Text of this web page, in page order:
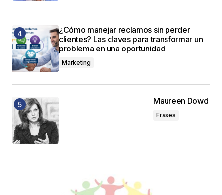
¿Cómo manejar reclamos sin perder
clientes? Las claves para transformar un
problema en una oportunidad
Marketing
Maureen Dowd
Frases